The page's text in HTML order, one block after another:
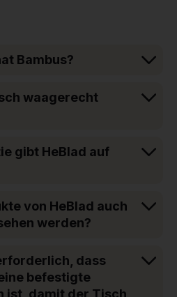
Bambus?
waagerecht
gibt HeBlad auf
von HeBlad auch
werden?
dass
befestigte
ist, damit der Tisch